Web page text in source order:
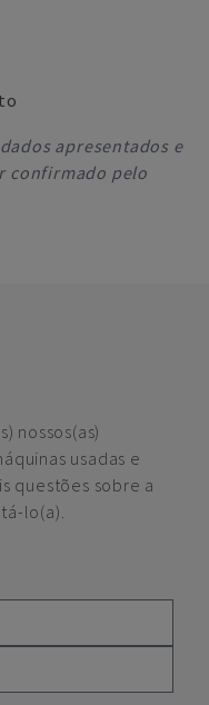
apresentados e
confirmado pelo
nossos(as)
usadas e
questões sobre a
lo(a).